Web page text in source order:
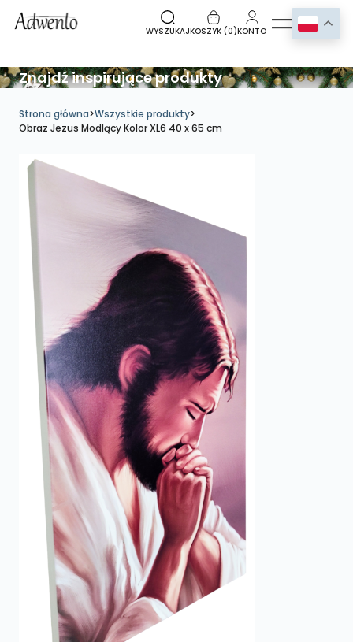
WYSZUKAJKOSZYK (0)KONTO
Znajdź inspirujące produkty
Strona główna>Wszystkie produkty>
Obraz Jezus Modlący Kolor XL6 40 x 65 cm